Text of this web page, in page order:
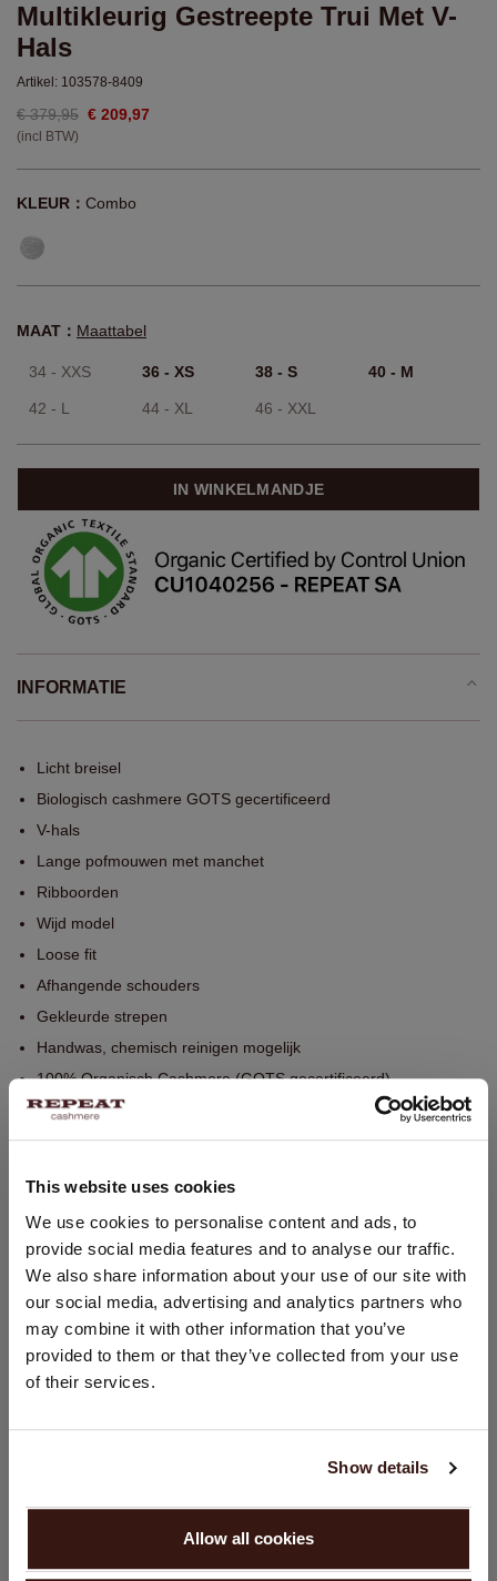
This website uses cookies
We use cookies to personalise content and ads, to
provide social media features and to analyse our traffic.
We also share information about your use of our site with
our social media, advertising and analytics partners who
may combine it with other information that you’ve
provided to them or that they’ve collected from your use
of their services.
Show details
Allow all cookies
Multikleurig Gestreepte Trui Met V-
Hals
Artikel: 103578-8409
€ 379,95 € 209,97
(incl BTW)
KLEUR： Combo
MAAT： Maattabel
34 - XXS 36 - XS 38 - S 40 - M
42 - L 44 - XL 46 - XXL
IN WINKELMANDJE
INFORMATIE
Licht breisel
Biologisch cashmere GOTS gecertificeerd
V-hals
Lange pofmouwen met manchet
Ribboorden
Wijd model
Loose fit
Afhangende schouders
Gekleurde strepen
Handwas, chemisch reinigen mogelijk
100% Organisch Cashmere (GOTS gecertificeerd)
WASVOORSCHRIFT
VERZENDEN & RETOURNEREN
LAND WIJZIGEN
U bezoekt Repeat cashmere vanuit Nederland (€). Wilt u uw
land wijzigen?
Verenigde Staten ($)
GA VERDER